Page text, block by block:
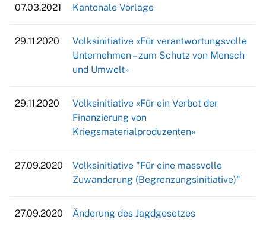
07.03.2021 Kantonale Vorlage
29.11.2020
Volksinitiative «Für verantwortungsvolle
Unternehmen – zum Schutz von Mensch
und Umwelt»
29.11.2020
Volksinitiative «Für ein Verbot der
Finanzierung von
Kriegsmaterialproduzenten»
27.09.2020
Volksinitiative "Für eine massvolle
Zuwanderung (Begrenzungsinitiative)"
27.09.2020 Änderung des Jagdgesetzes